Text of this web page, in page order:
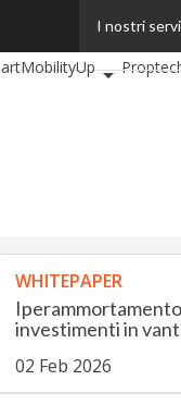
I nostri
BankingUp
WHITEPAPER
investimenti in
02 Feb 2026